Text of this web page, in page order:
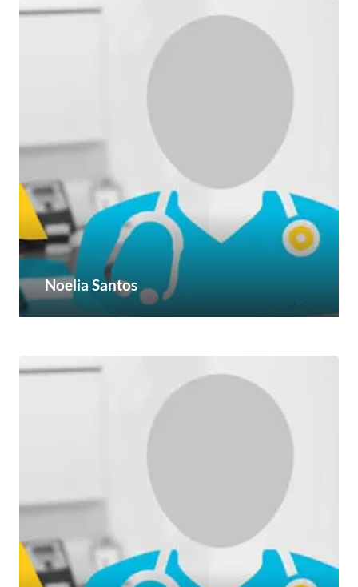
Noelia Santos